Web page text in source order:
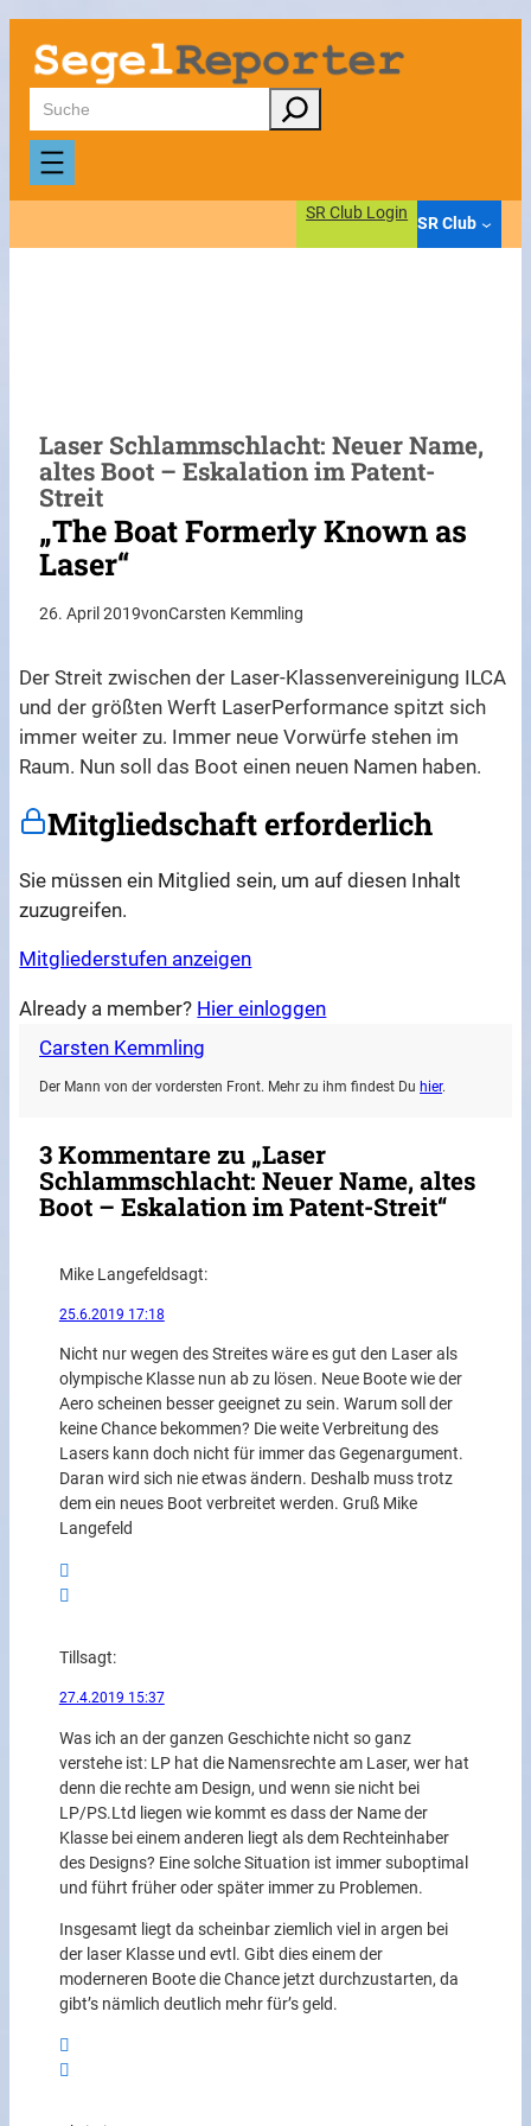
Zum
Inhalt
springen
Suchen
SR Club Login
SR Club
Laser Schlammschlacht: Neuer Name,
altes Boot – Eskalation im Patent-
Streit
„The Boat Formerly Known as
Laser“
26. April 2019vonCarsten Kemmling
Der Streit zwischen der Laser-Klassenvereinigung ILCA
und der größten Werft LaserPerformance spitzt sich
immer weiter zu. Immer neue Vorwürfe stehen im
Raum. Nun soll das Boot einen neuen Namen haben.
Mitgliedschaft erforderlich
Sie müssen ein Mitglied sein, um auf diesen Inhalt
zuzugreifen.
Mitgliederstufen anzeigen
Already a member? Hier einloggen
Carsten Kemmling
Der Mann von der vordersten Front. Mehr zu ihm findest Du hier.
3 Kommentare zu „Laser
Schlammschlacht: Neuer Name, altes
Boot – Eskalation im Patent-Streit“
Mike Langefeldsagt:
25.6.2019 17:18
Nicht nur wegen des Streites wäre es gut den Laser als
olympische Klasse nun ab zu lösen. Neue Boote wie der
Aero scheinen besser geeignet zu sein. Warum soll der
keine Chance bekommen? Die weite Verbreitung des
Lasers kann doch nicht für immer das Gegenargument.
Daran wird sich nie etwas ändern. Deshalb muss trotz
dem ein neues Boot verbreitet werden. Gruß Mike
Langefeld
Till sagt:
27.4.2019 15:37
Was ich an der ganzen Geschichte nicht so ganz
verstehe ist: LP hat die Namensrechte am Laser, wer hat
denn die rechte am Design, und wenn sie nicht bei
LP/PS.Ltd liegen wie kommt es dass der Name der
Klasse bei einem anderen liegt als dem Rechteinhaber
des Designs? Eine solche Situation ist immer suboptimal
und führt früher oder später immer zu Problemen.
Insgesamt liegt da scheinbar ziemlich viel in argen bei
der laser Klasse und evtl. Gibt dies einem der
moderneren Boote die Chance jetzt durchzustarten, da
gibt’s nämlich deutlich mehr für’s geld.